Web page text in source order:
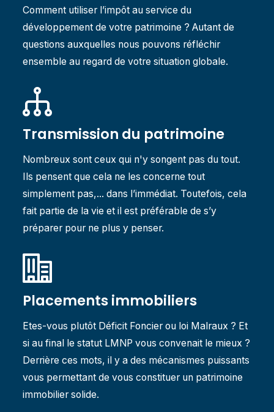
Comment utiliser l’impôt au service du
développement de votre patrimoine ? Autant de
questions auxquelles nous pouvons réfléchir
ensemble au regard de votre situation globale.
Transmission du patrimoine
Nombreux sont ceux qui n'y songent pas du tout.
Ils pensent que cela ne les concerne tout
simplement pas,... dans l’immédiat. Toutefois, cela
fait partie de la vie et il est préférable de s’y
préparer pour ne plus y penser.
Placements immobiliers
Etes-vous plutôt Déficit Foncier ou loi Malraux ? Et
si au final le statut LMNP vous convenait le mieux ?
Derrière ces mots, il y a des mécanismes puissants
vous permettant de vous constituer un patrimoine
immobilier solide.